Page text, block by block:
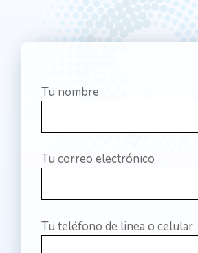
Tu nombre
Tu correo electrónico
Tu teléfono de linea o celular